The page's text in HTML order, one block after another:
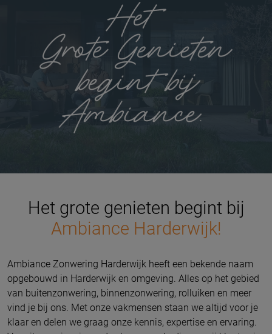
Het grote genieten begint bij
Ambiance Harderwijk!
Ambiance Zonwering Harderwijk heeft een bekende naam
opgebouwd in Harderwijk en omgeving. Alles op het gebied
van buitenzonwering, binnenzonwering, rolluiken en meer
vind je bij ons. Met onze vakmensen staan we altijd voor je
klaar en delen we graag onze kennis, expertise en ervaring.